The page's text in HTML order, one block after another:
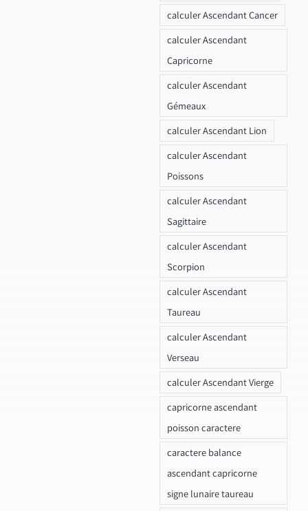
calculer Ascendant Cancer
calculer Ascendant
Capricorne
calculer Ascendant
Gémeaux
calculer Ascendant Lion
calculer Ascendant
Poissons
calculer Ascendant
Sagittaire
calculer Ascendant
Scorpion
calculer Ascendant
Taureau
calculer Ascendant
Verseau
calculer Ascendant Vierge
capricorne ascendant
poisson caractere
caractere balance
ascendant capricorne
signe lunaire taureau